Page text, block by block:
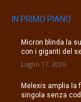
IN PRIMO PIANO
Micron blinda la
con i giganti del
Luglio 17, 2026
Melexis amplia la
singola senza